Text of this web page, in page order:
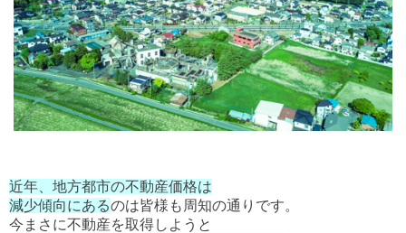
近年、地方都市の不動産価格は
減少傾向にあるのは皆様も周知の通りです。
今まさに不動産を取得しようと